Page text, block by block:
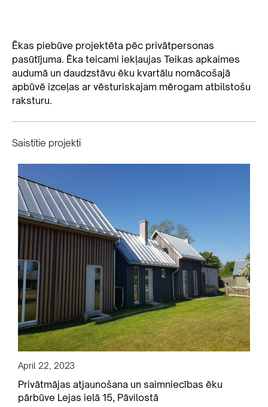
Ēkas piebūve projektēta pēc privātpersonas
pasūtījuma. Ēka teicami iekļaujas Teikas apkaimes
audumā un daudzstāvu ēku kvartālu nomācošajā
apbūvē izceļas ar vēsturiskajam mērogam atbilstošu
raksturu.
Saistītie projekti
April 22, 2023
Privātmājas atjaunošana un saimniecības ēku
pārbūve Lejas ielā 15, Pāvilostā